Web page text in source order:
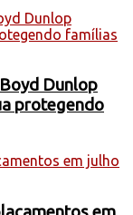
Dunlop
protegendo